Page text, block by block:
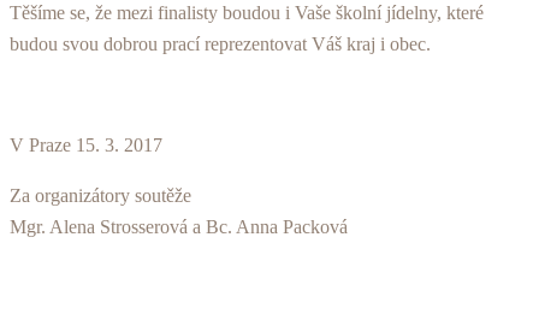
Těšíme se, že mezi finalisty boudou i Vaše školní jídelny, které
budou svou dobrou prací reprezentovat Váš kraj i obec.
V Praze 15. 3. 2017
Za organizátory soutěže
Mgr. Alena Strosserová a Bc. Anna Packová